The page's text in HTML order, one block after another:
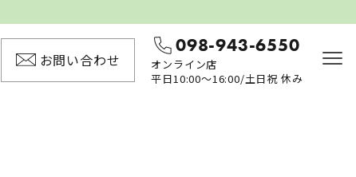
お問い合わせ
098-943-6550
オンライン店
平日10:00〜16:00/土日祝 休み